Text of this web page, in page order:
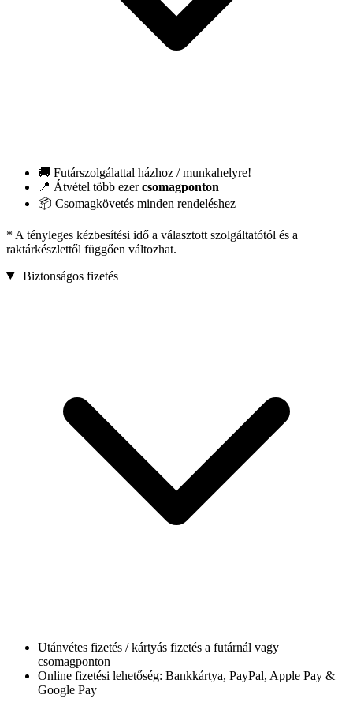
🚚 Futárszolgálattal házhoz / munkahelyre!
📍 Átvétel több ezercsomagponton
📦 Csomagkövetés minden rendeléshez
* A tényleges kézbesítési idő a választott szolgáltatótól és a
raktárkészlettől függően változhat.
Biztonságos fizetés
Utánvétes fizetés / kártyás fizetés a futárnál vagy
csomagponton
Online fizetési lehetőség: Bankkártya, PayPal, Apple Pay &
Google Pay